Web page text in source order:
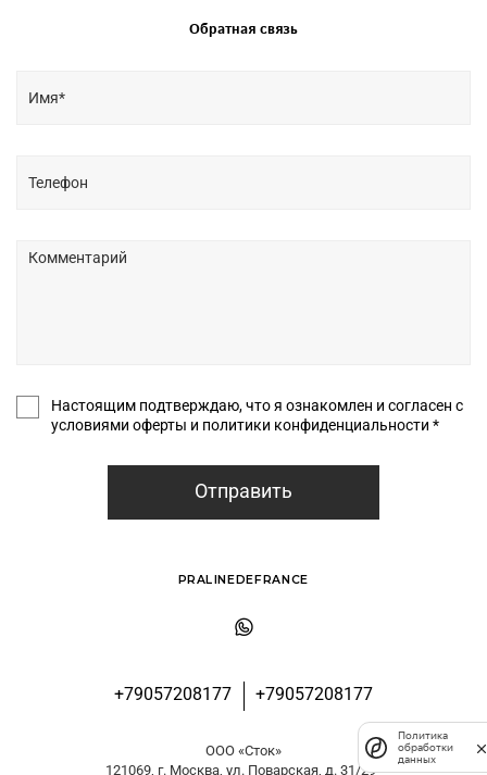
Обратная связь
Настоящим подтверждаю, что я ознакомлен и согласен с
условиями оферты и политики конфиденциальности *
Отправить
+79057208177 +79057208177
PRALINEDEFRANCE
ООО «Сток»
121069, г. Москва, ул. Поварская, д. 31/29
Политика
обработки
данных